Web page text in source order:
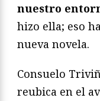
nuestro
hizo ella; eso
nueva novela.
Consuelo
reubica en el